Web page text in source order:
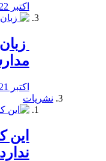
اکتبر 22, 2019
اکتبر 21, 2019
نشریات
این